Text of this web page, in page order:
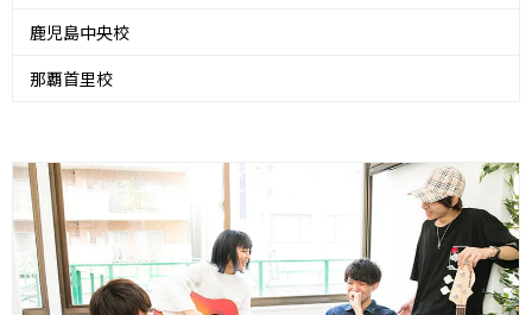
鹿児島中央校
那覇首里校